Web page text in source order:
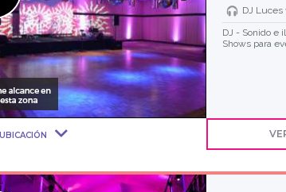
DJ Luces
DJ - Sonido e
Shows para